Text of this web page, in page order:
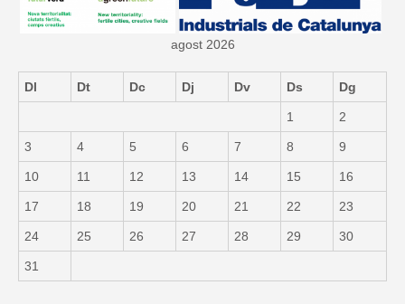
agost 2026
Dl Dt Dc Dj Dv Ds Dg
1 2
3 4 5 6 7 8 9
10 11 12 13 14 15 16
17 18 19 20 21 22 23
24 25 26 27 28 29 30
31